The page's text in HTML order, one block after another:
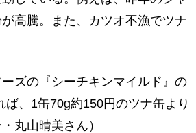
高騰。また、カツオ不漁でツナ
ズの『シーチキンマイルド』の
、1缶70g約150円のツナ缶より
丸山晴美さん）